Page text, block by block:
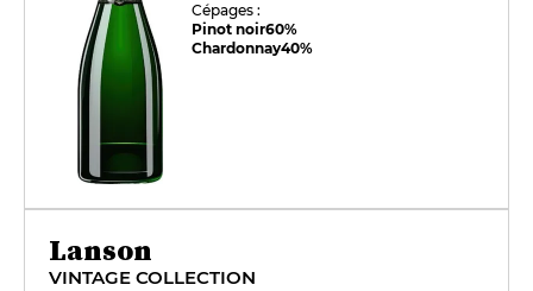
Cépages :
Pinot noir60%
Chardonnay40%
Lanson
VINTAGE COLLECTION